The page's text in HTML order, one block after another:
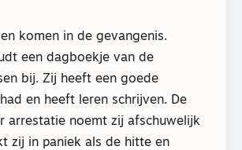
komen in de gevangenis.
een dagboekje van de
bij. Zij heeft een goede
en heeft leren schrijven. De
arrestatie noemt zij afschuwelijk
zij in paniek als de hitte en